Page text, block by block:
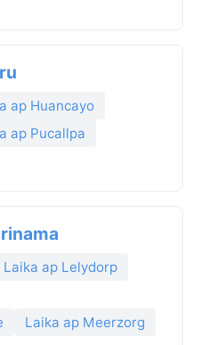
ap Huancayo
ap Pucallpa
Laika ap Lelydorp
Laika ap Meerzorg